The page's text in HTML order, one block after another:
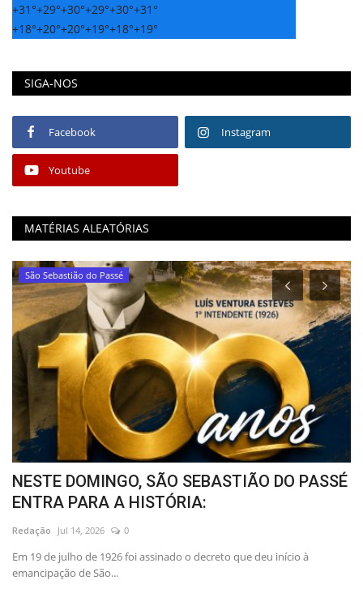
+31°+29°+30°+29°+30°+31°
+18°+20°+20°+19°+18°+19°
SIGA-NOS
Facebook Instagram
Youtube
MATÉRIAS ALEATÓRIAS
São Francisco do Conde
O corpo de homem de 19 anos foi
em Mata fechada...
Redação Sep 28, 2023